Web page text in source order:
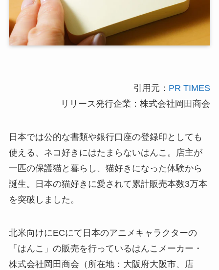
引用元： PR TIMES
リリース発行企業：株式会社岡田商会
日本では公的な書類や銀行口座の登録印としても
使える、ネコ好きにはたまらないはんこ。店主が
一匹の保護猫と暮らし、猫好きになった体験から
誕生。日本の猫好きに愛されて累計販売本数3万本
を突破しました。
北米向けにECにて日本のアニメキャラクターの
「はんこ」の販売を行っているはんこメーカー・
株式会社岡田商会（所在地：大阪府大阪市、店